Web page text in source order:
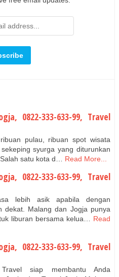
0822-333-633-99, Travel
pulau, ribuan spot wisata
syurga yang diturunkan
satu kota d…
Read More...
0822-333-633-99, Travel
lebih asik apabila dengan
dekat. Malang dan Jogja punya
liburan bersama kelua… Read
0822-333-633-99, Travel
siap membantu Anda